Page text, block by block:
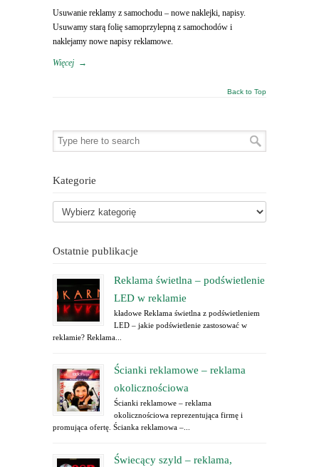
Usuwanie reklamy z samochodu – nowe naklejki, napisy.
Usuwamy starą folię samoprzylepną z samochodów i
naklejamy nowe napisy reklamowe.
Więcej →
Back to Top
Kategorie
Ostatnie publikacje
Reklama świetlna – podświetlenie
LED w reklamie
kładowe Reklama świetlna z podświetleniem
LED – jakie podświetlenie zastosować w
reklamie? Reklama...
Ścianki reklamowe – reklama
okolicznościowa
Ścianki reklamowe – reklama
okolicznościowa reprezentująca firmę i
promująca ofertę. Ścianka reklamowa –...
Świecący szyld – reklama,